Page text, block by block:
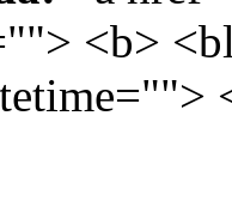
<b>